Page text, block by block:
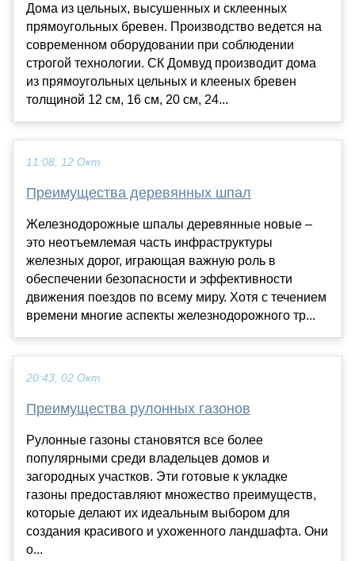
Дома из цельных, высушенных и склеенных
прямоугольных бревен. Производство ведется на
современном оборудовании при соблюдении
строгой технологии. СК Домвуд производит дома
из прямоугольных цельных и клееных бревен
толщиной 12 см, 16 см, 20 см, 24...
11:08, 12 Окт
Преимущества деревянных шпал
Железнодорожные шпалы деревянные новые –
это неотъемлемая часть инфраструктуры
железных дорог, играющая важную роль в
обеспечении безопасности и эффективности
движения поездов по всему миру. Хотя с течением
времени многие аспекты железнодорожного тр...
20:43, 02 Окт
Преимущества рулонных газонов
Рулонные газоны становятся все более
популярными среди владельцев домов и
загородных участков. Эти готовые к укладке
газоны предоставляют множество преимуществ,
которые делают их идеальным выбором для
создания красивого и ухоженного ландшафта. Они
о...